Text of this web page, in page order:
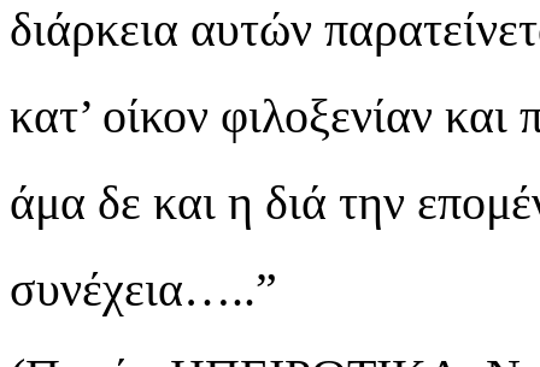
διάρκεια αυτών
κατ’ οίκον φιλοξενίαν και
άμα δε και η διά την
συνέχεια…..”